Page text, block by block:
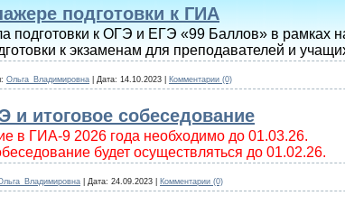
подготовки к ГИА
подготовки к ОГЭ и ЕГЭ «99 Баллов» в рамках
к экзаменам для преподавателей и
Ольга_Владимировна Дата: 14.10.2023 Комментарии (0)
и итоговое собеседование
в ГИА-9 2026 года необходимо до 01.03.26.
будет осуществляться до 01.02.26.
Дата: 24.09.2023 Комментарии (0)